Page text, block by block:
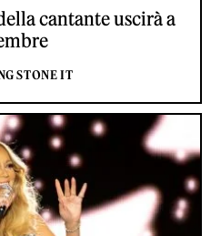
cantante uscirà a
STONE IT